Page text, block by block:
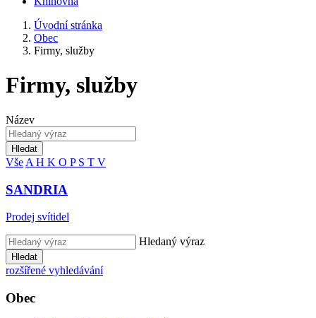
Úvodní stránka
Obec
Firmy, služby
Firmy, služby
Název
Hledat
Vše A H K O P S T V
SANDRIA
Prodej svítidel
Hledaný výraz
Hledat
rozšířené vyhledávání
Obec